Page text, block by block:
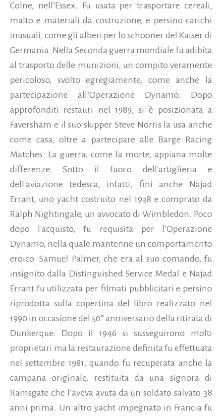
Colne, nell’Essex. Fu usata per trasportare cereali,
malto e materiali da costruzione, e persino carichi
inusuali, come gli alberi per lo schooner del Kaiser di
Germania. Nella Seconda guerra mondiale fu adibita
al trasporto delle munizioni, un compito veramente
pericoloso, svolto egregiamente, come anche la
partecipazione all’Operazione Dynamo. Dopo
approfonditi restauri nel 1989, si è posizionata a
Faversham e il suo skipper Steve Norris la usa anche
come casa, oltre a partecipare alle Barge Racing
Matches. La guerra, come la morte, appiana molte
differenze. Sotto il fuoco dell'artiglieria e
dell'aviazione tedesca, infatti, finì anche Najad
Errant, uno yacht costruito nel 1938 e comprato da
Ralph Nightingale, un avvocato di Wimbledon. Poco
dopo l'acquisto, fu requisita per l’Operazione
Dynamo, nella quale mantenne un comportamento
eroico. Samuel Palmer, che era al suo comando, fu
insignito dalla Distinguished Service Medal e Najad
Errant fu utilizzata per filmati pubblicitari e persino
riprodotta sulla copertina del libro realizzato nel
1990 in occasione del 50° anniversario della ritirata di
Dunkerque. Dopo il 1946 si susseguirono molti
proprietari ma la restaurazione definita fu effettuata
nel settembre 1981, quando fu recuperata anche la
campana originale, restituita da una signora di
Ramsgate che l’aveva avuta da un soldato salvato 38
anni prima. Un altro yacht impegnato in Francia fu